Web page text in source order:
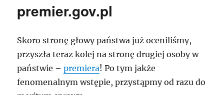
premier.gov.pl
Skoro stronę głowy państwa już oceniliśmy,
przyszła teraz kolej na stronę drugiej osoby w
państwie –premiera! Po tym jakże
fenomenalnym wstępie, przystąpmy od razu do